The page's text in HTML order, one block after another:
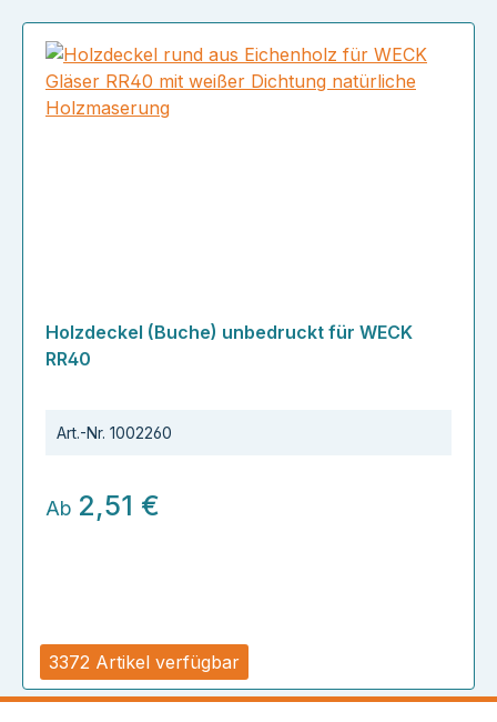
3372 Artikel verfügbar
Holzdeckel (Buche) unbedruckt für WECK
RR40
Art.-Nr. 1002260
Ab 2,51 €